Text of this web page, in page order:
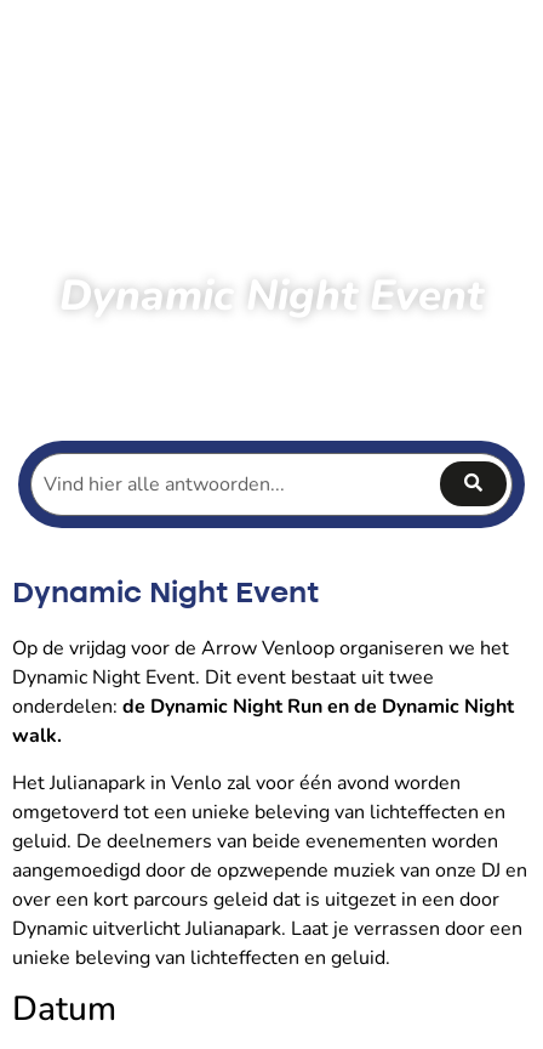
Dynamic Night Event
Dynamic Night Event
Op de vrijdag voor de Arrow Venloop organiseren we het
Dynamic Night Event. Dit event bestaat uit twee
onderdelen: de Dynamic Night Run en de Dynamic Night
walk.
Het Julianapark in Venlo zal voor één avond worden
omgetoverd tot een unieke beleving van lichteffecten en
geluid. De deelnemers van beide evenementen worden
aangemoedigd door de opzwepende muziek van onze DJ en
over een kort parcours geleid dat is uitgezet in een door
Dynamic uitverlicht Julianapark. Laat je verrassen door een
unieke beleving van lichteffecten en geluid.
Datum